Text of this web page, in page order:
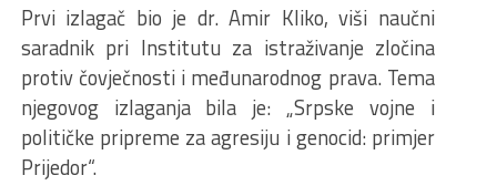
Prvi izlagač bio je dr. Amir Kliko, viši naučni
saradnik pri Institutu za istraživanje zločina
protiv čovječnosti i međunarodnog prava. Tema
njegovog izlaganja bila je: „Srpske vojne i
političke pripreme za agresiju i genocid: primjer
Prijedor“.